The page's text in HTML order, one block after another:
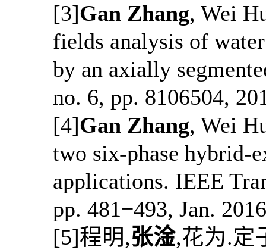
[3]Gan Zhang, Wei
fields analysis of
by an axially
no. 6, pp. 8106504,
[4]Gan Zhang, Wei
two six-phase hybrid-
applications. IEEE
pp. 481−493, Jan.
[5]程明,张淦,花为.定